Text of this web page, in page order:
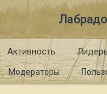
Модераторы
Активность